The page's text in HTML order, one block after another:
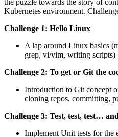
the puzzle towards the story of
Kubernetes environment.
Challenge 1: Hello Linux
A lap around Linux basics
grep, vi/vim, writing scripts)
Challenge 2: To get or Git the
Introduction to Git concept
cloning repos, committing,
Challenge 3: Test, test, test…
Implement Unit tests for the